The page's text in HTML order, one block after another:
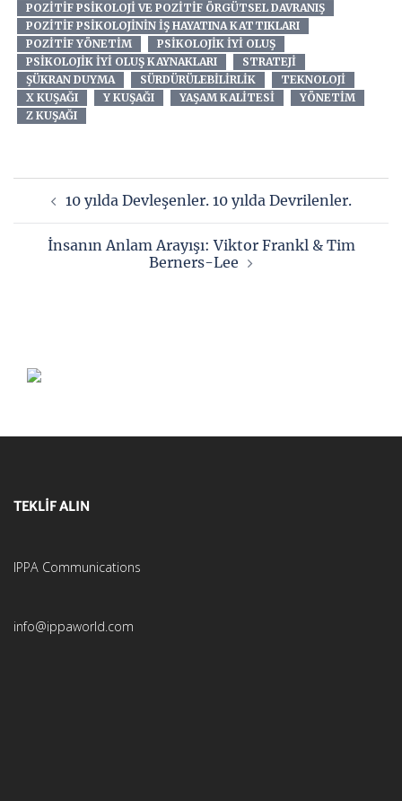
POZITIF PSIKOLOJI VE POZITIF ÖRGÜTSEL DAVRANIŞ
POZITIF PSIKOLOJININ IŞ HAYATINA KATTIKLARI
POZITIF YÖNETIM
PSIKOLOJIK IYI OLUŞ
PSIKOLOJIK IYI OLUŞ KAYNAKLARI
STRATEJI
ŞÜKRAN DUYMA
SÜRDÜRÜLEBILIRLIK
TEKNOLOJI
X KUŞAĞI
Y KUŞAĞI YAŞAM KALITESI
YÖNETIM
Z KUŞAĞI
Yazı
dolaşımı
10 yılda Devleşenler. 10 yılda Devrilenler.
İnsanın Anlam Arayışı: Viktor Frankl & Tim
Berners-Lee
TEKLİF ALIN
IPPA Communications
info@ippaworld.com